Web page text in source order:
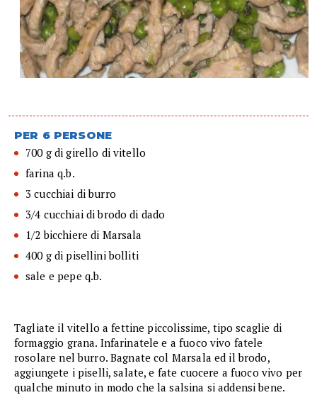
PER 6 PERSONE
700 g di girello di vitello
farina q.b.
3 cucchiai di burro
3/4 cucchiai di brodo di dado
1/2 bicchiere di Marsala
400 g di pisellini bolliti
sale e pepe q.b.
Tagliate il vitello a fettine piccolissime, tipo scaglie di
formaggio grana. Infarinatele e a fuoco vivo fatele
rosolare nel burro. Bagnate col Marsala ed il brodo,
aggiungete i piselli, salate, e fate cuocere a fuoco vivo per
qualche minuto in modo che la salsina si addensi bene.